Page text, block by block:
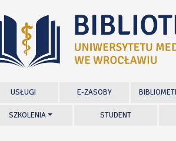
USŁUGI E-ZASOBY
SZKOLENIA STUDENT